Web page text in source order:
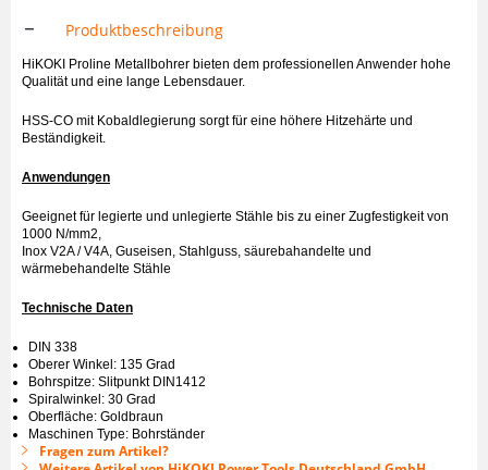
Produktbeschreibung
HiKOKI Proline Metallbohrer bieten dem professionellen Anwender hohe
Qualität und eine lange Lebensdauer.
HSS-CO mit Kobaldlegierung sorgt für eine höhere Hitzehärte und
Beständigkeit.
Anwendungen
Geeignet für legierte und unlegierte Stähle bis zu einer Zugfestigkeit von
1000 N/mm2,
Inox V2A / V4A, Guseisen, Stahlguss, säurebahandelte und
wärmebehandelte Stähle
Technische Daten
DIN 338
Oberer Winkel: 135 Grad
Bohrspitze: Slitpunkt DIN1412
Spiralwinkel: 30 Grad
Oberfläche: Goldbraun
Maschinen Type: Bohrständer
Fragen zum Artikel?